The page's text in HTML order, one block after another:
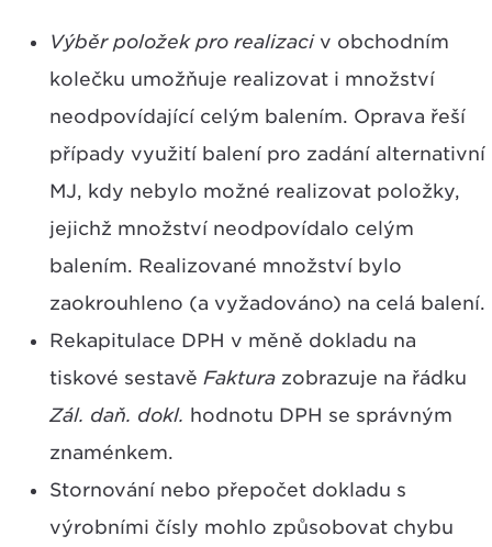
Výběr položek pro realizaciv obchodním
kolečku umožňuje realizovat i množství
neodpovídající celým balením. Oprava řeší
případy využití balení pro zadání alternativní
MJ, kdy nebylo možné realizovat položky,
jejichž množství neodpovídalo celým
balením. Realizované množství bylo
zaokrouhleno (a vyžadováno) na celá balení.
Rekapitulace DPH v měně dokladu na
tiskové sestavě Faktura zobrazuje na řádku
Zál. daň. dokl. hodnotu DPH se správným
znaménkem.
Stornování nebo přepočet dokladu s
výrobními čísly mohlo způsobovat chybu